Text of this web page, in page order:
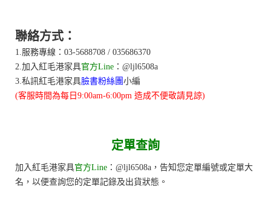
聯絡方式：
1.服務專線：03-5688708 / 035686370
2.加入紅毛港家具官方Line ：@ljl6508a
3.私訊紅毛港家具臉書粉絲團小編
(客服時間為每日9:00am-6:00pm 造成不便敬請見諒)
定單查詢
加入紅毛港家具官方Line ：@ljl6508a，告知您定單編號或定單大
名，以便查詢您的定單記錄及出貨狀態。